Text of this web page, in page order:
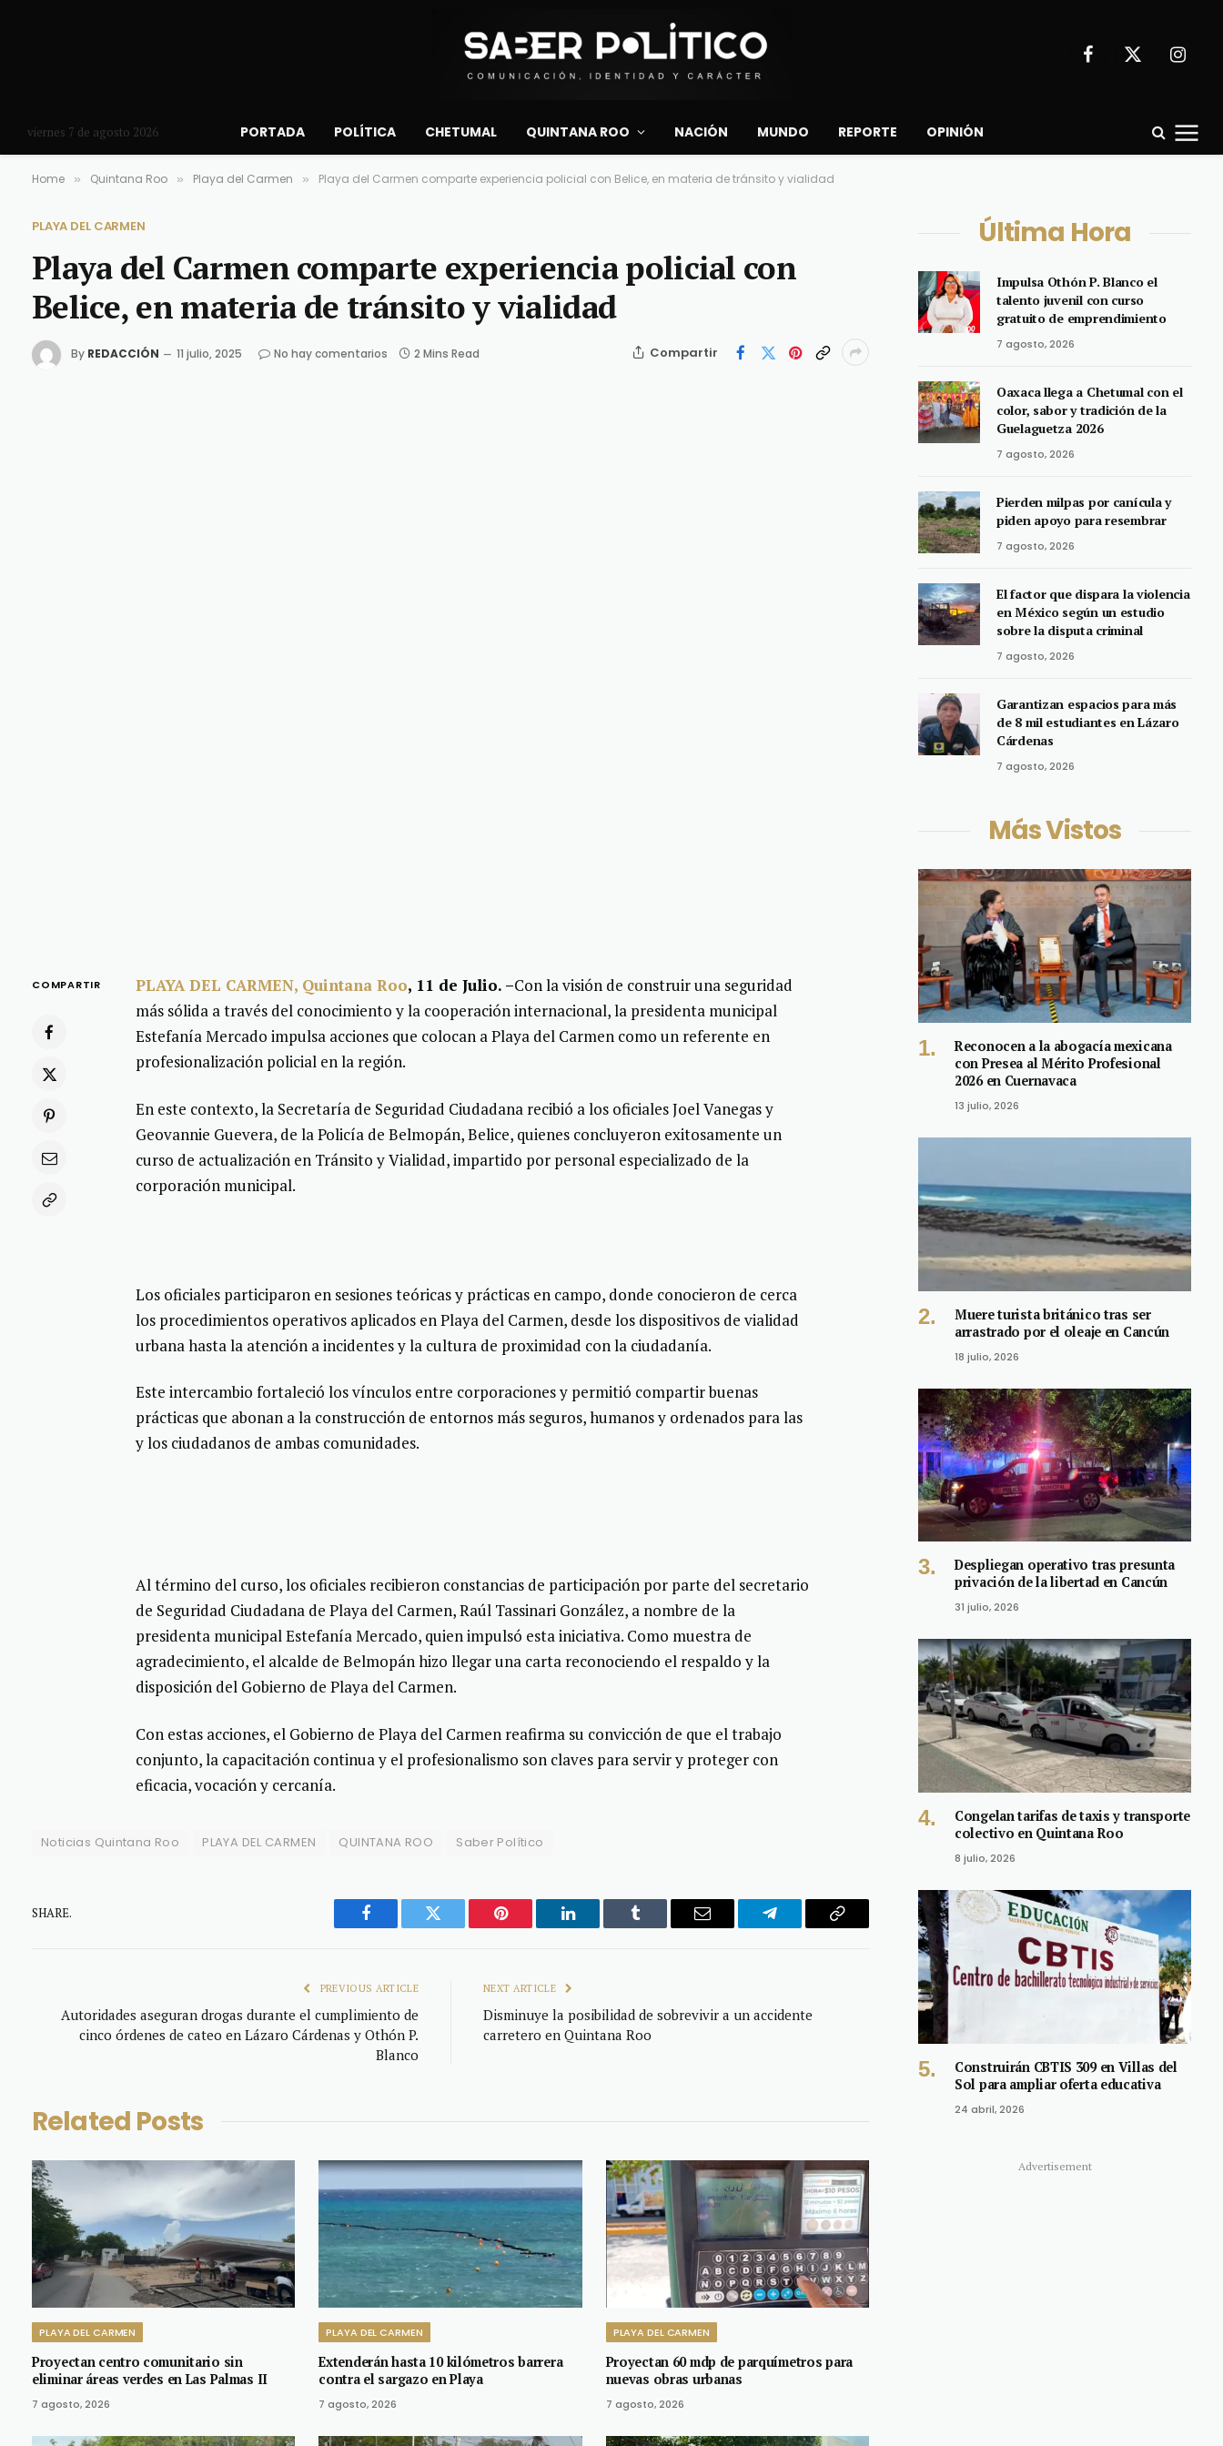
Facebook
X
viernes 7 de agosto 2026 PORTADA POLÍTICA CHETUMAL QUINTANA ROO NACIÓN MUNDO REPORTE OPINIÓN
Home » Quintana Roo » Playa del Carmen » Playa del Carmen comparte experiencia policial con Belice, en materia de tránsito y vialidad
PLAYA DEL CARMEN
Playa del Carmen comparte experiencia policial con
Belice, en materia de tránsito y vialidad
By REDACCIÓN 11 julio, 2025 No hay comentarios 2 Mins Read Compartir
COMPARTIR PLAYA DEL CARMEN, Quintana Roo, 11 de Julio. –Con la visión de construir una seguridad
más sólida a través del conocimiento y la cooperación internacional, la presidenta municipal
Estefanía Mercado impulsa acciones que colocan a Playa del Carmen como un referente en
profesionalización policial en la región.
En este contexto, la Secretaría de Seguridad Ciudadana recibió a los oficiales Joel Vanegas y
Geovannie Guevera, de la Policía de Belmopán, Belice, quienes concluyeron exitosamente un
curso de actualización en Tránsito y Vialidad, impartido por personal especializado de la
corporación municipal.
Los oficiales participaron en sesiones teóricas y prácticas en campo, donde conocieron de cerca
los procedimientos operativos aplicados en Playa del Carmen, desde los dispositivos de vialidad
urbana hasta la atención a incidentes y la cultura de proximidad con la ciudadanía.
Este intercambio fortaleció los vínculos entre corporaciones y permitió compartir buenas
prácticas que abonan a la construcción de entornos más seguros, humanos y ordenados para las
y los ciudadanos de ambas comunidades.
Al término del curso, los oficiales recibieron constancias de participación por parte del secretario
de Seguridad Ciudadana de Playa del Carmen, Raúl Tassinari González, a nombre de la
presidenta municipal Estefanía Mercado, quien impulsó esta iniciativa. Como muestra de
agradecimiento, el alcalde de Belmopán hizo llegar una carta reconociendo el respaldo y la
disposición del Gobierno de Playa del Carmen.
Con estas acciones, el Gobierno de Playa del Carmen reafirma su convicción de que el trabajo
conjunto, la capacitación continua y el profesionalismo son claves para servir y proteger con
eficacia, vocación y cercanía.
Noticias Quintana Roo PLAYA DEL CARMEN QUINTANA ROO Saber Político
SHARE.
Facebook Twitter Pinterest LinkedIn Tumblr Email Telegram Copy
PREVIOUS ARTICLE
Autoridades aseguran drogas durante el cumplimiento de
cinco órdenes de cateo en Lázaro Cárdenas y Othón P.
Blanco
NEXT ARTICLE
Disminuye la posibilidad de sobrevivir a un accidente
carretero en Quintana Roo
Related Posts
PLAYA DEL CARMEN
Proyectan centro comunitario sin
eliminar áreas verdes en Las Palmas II
7 agosto, 2026
PLAYA DEL CARMEN
Extenderán hasta 10 kilómetros barrera
contra el sargazo en Playa
7 agosto, 2026
PLAYA DEL CARMEN
Proyectan 60 mdp de parquímetros para
nuevas obras urbanas
7 agosto, 2026
Última Hora
Impulsa Othón P. Blanco el
talento juvenil con curso
gratuito de emprendimiento
7 agosto, 2026
Oaxaca llega a Chetumal con el
color, sabor y tradición de la
Guelaguetza 2026
7 agosto, 2026
Pierden milpas por canícula y
piden apoyo para resembrar
7 agosto, 2026
El factor que dispara la violencia
en México según un estudio
sobre la disputa criminal
7 agosto, 2026
Garantizan espacios para más
de 8 mil estudiantes en Lázaro
Cárdenas
7 agosto, 2026
Más Vistos
Reconocen a la abogacía mexicana
con Presea al Mérito Profesional
2026 en Cuernavaca
13 julio, 2026
Muere turista británico tras ser
arrastrado por el oleaje en Cancún
18 julio, 2026
Despliegan operativo tras presunta
privación de la libertad en Cancún
31 julio, 2026
Congelan tarifas de taxis y transporte
colectivo en Quintana Roo
8 julio, 2026
Construirán CBTIS 309 en Villas del
Sol para ampliar oferta educativa
24 abril, 2026
Advertisement